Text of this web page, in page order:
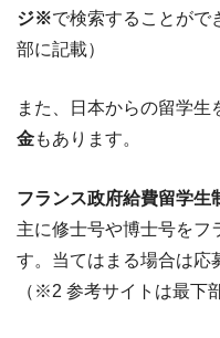
ジ※で検索することが
部に記載）
また、日本からの留学生
金もあります。
フランス政府給費留学生
主に修士号や博士号をフ
す。当てはまる場合は応
（※2 参考サイトは最下